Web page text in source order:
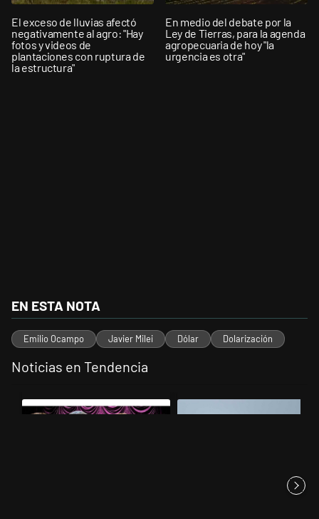
El exceso de lluvias afectó
negativamente al agro: "Hay
fotos y videos de
plantaciones con ruptura de
la estructura"
En medio del debate por la
Ley de Tierras, para la agenda
agropecuaria de hoy "la
urgencia es otra"
EN ESTA NOTA
Emilio Ocampo Javier Milei Dólar Dolarización
Noticias en Tendencia
Un artículo de tendencia con el título "La narrativa libertaria cruje
Un artículo de tendencia con el